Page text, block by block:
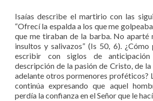
Isaías describe el martirio con las
“Ofrecí la espalda a los que me
que me tiraban de la barba. No aparté
insultos y salivazos” (Is 50, 6).
escribir con siglos de
descripción de la pasión de Cristo, de
adelante otros pormenores proféticos?
continúa expresando que aquel
perdía la confianza en el Señor que le